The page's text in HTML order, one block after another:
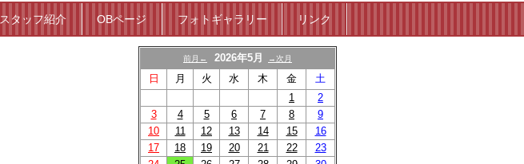
タッフ紹介 OBページ フォトギャラリー リンク
前月← 2026年5月 →次月
日 月 火 水 木 金
土
1
2
3
4 5 6 7 8
9
10
11 12 13 14 15
16
17
18 19 20 21 22
23